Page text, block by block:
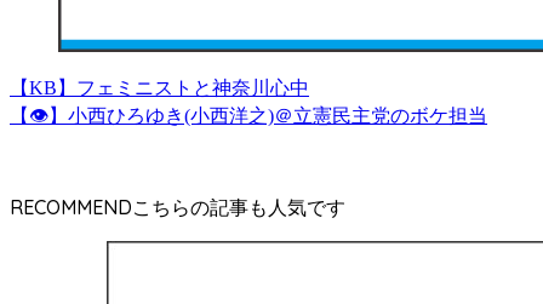
【KB】フェミニストと神奈川心中
【👁】小西ひろゆき(小西洋之)＠立憲民主党のボケ担当
RECOMMEND